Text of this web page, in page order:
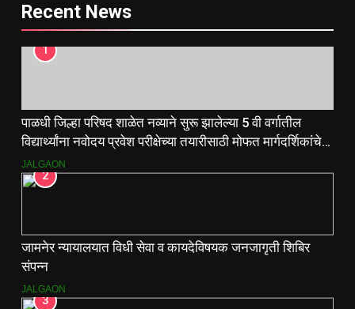
Recent News
1
पाळधी जिल्हा परिषद शाळेत नव्याने सुरू झालेल्या 5 वी वर्गातील
विद्यार्थ्यांना नवोदय प्रवेश परीक्षेच्या तयारीसाठी मोफत मार्गदर्शिकांचे
वाटप.
JALGAON
2
जामनेर न्यायालयात विधी सेवा व कायदेविषयक जनजागृती शिबिर
संपन्न
JALGAON
3